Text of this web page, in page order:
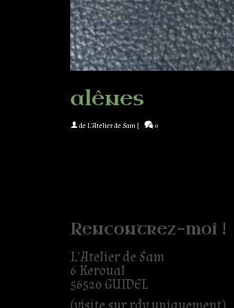
alênes
deL'Atelier de Sam | 0
Rencontrez-moi !
L’Atelier de Sam
6 Keroual
56520 GUIDEL